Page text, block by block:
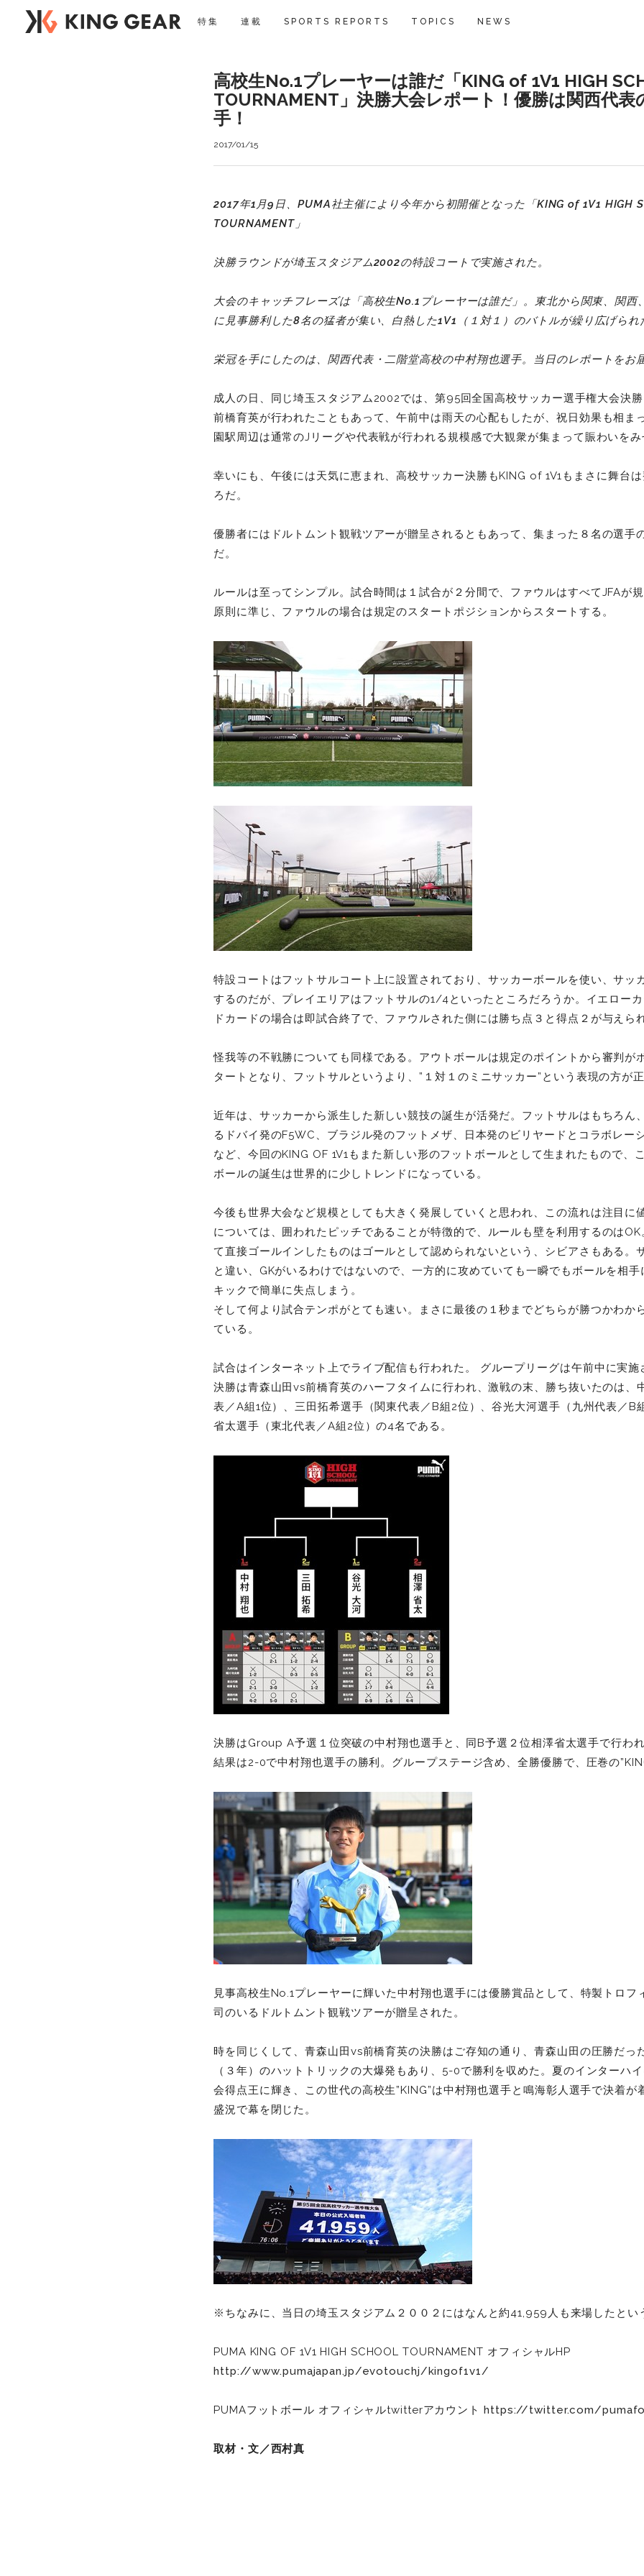
特集 連載 SPORTS REPORTS TOPICS NEWS
高校生No.1プレーヤーは誰だ「KING of 1V1 HIGH
TOURNAMENT」決勝大会レポート！優勝は関西代表
手！
2017/01/15
2017年1月9日、PUMA社主催により今年から初開催となった「KING of 1V1 HIGH
TOURNAMENT」
決勝ラウンドが埼玉スタジアム2002の特設コートで実施された。
大会のキャッチフレーズは「高校生No.1プレーヤーは誰だ」。東北から関東、関西
に見事勝利した8名の猛者が集い、白熱した1V1 （１対１）のバトルが繰り広げられ
栄冠を手にしたのは、関西代表・二階堂高校の中村翔也選手。当日のレポートをお
成人の日、同じ埼玉スタジアム2002では、第95回全国高校サッカー選手権大会決
前橋育英が行われたこともあって、午前中は雨天の心配もしたが、祝日効果も相ま
園駅周辺は通常のJリーグや代表戦が行われる規模感で大観衆が集まって賑わいをみ
幸いにも、午後には天気に恵まれ、高校サッカー決勝もKING of 1V1もまさに舞台
ろだ。
優勝者にはドルトムント観戦ツアーが贈呈されるともあって、集まった８名の選手
だ。
ルールは至ってシンプル。試合時間は１試合が２分間で、ファウルはすべてJFAが
原則に準じ、ファウルの場合は規定のスタートポジションからスタートする。
特設コートはフットサルコート上に設置されており、サッカーボールを使い、サッ
するのだが、プレイエリアはフットサルの1/4といったところだろうか。イエロー
ドカードの場合は即試合終了で、ファウルされた側には勝ち点３と得点２が与えら
怪我等の不戦勝についても同様である。アウトボールは規定のポイントから審判が
タートとなり、フットサルというより、”１対１のミニサッカー”という表現の方が
近年は、サッカーから派生した新しい競技の誕生が活発だ。フットサルはもちろん
るドバイ発のF5WC、ブラジル発のフットメザ、日本発のビリヤードとコラボレー
など、今回のKING OF 1V1もまた新しい形のフットボールとして生まれたもので、
ボールの誕生は世界的に少しトレンドになっている。
今後も世界大会など規模としても大きく発展していくと思われ、この流れは注目に
については、囲われたピッチであることが特徴的で、ルールも壁を利用するのはOK
て直接ゴールインしたものはゴールとして認められないという、シビアさもある。
と違い、GKがいるわけではないので、一方的に攻めていても一瞬でもボールを相
キックで簡単に失点しまう。
そして何より試合テンポがとても速い。まさに最後の１秒までどちらが勝つかわか
ている。
試合はインターネット上でライブ配信も行われた。
グループリーグは午前中に実施
決勝は青森山田vs前橋育英のハーフタイムに行われ、激戦の末、勝ち抜いたのは、
表／A組1位）、三田拓希選手（関東代表／B組2位）、谷光大河選手（九州代表／B
省太選手（東北代表／A組2位）の4名である。
決勝はGroup A予選１位突破の中村翔也選手と、同B予選２位相澤省太選手で行われ
結果は2-0で中村翔也選手の勝利。グループステージ含め、全勝優勝で、圧巻の
見事高校生No.1プレーヤーに輝いた中村翔也選手には優勝賞品として、特製トロフ
司のいるドルトムント観戦ツアーが贈呈された。
時を同じくして、青森山田vs前橋育英の決勝はご存知の通り、青森山田の圧勝だっ
（３年）のハットトリックの大爆発もあり、5-0で勝利を収めた。夏のインターハ
会得点王に輝き、この世代の高校生”KING”は中村翔也選手と鳴海彰人選手で決着が
盛況で幕を閉じた。
※ちなみに、当日の埼玉スタジアム２００２にはなんと約41,959人も来場したとい
PUMA KING OF 1V1 HIGH SCHOOL TOURNAMENT オフィシャルHP
http://www.pumajapan.jp/evotouchj/kingof1v1/
PUMAフットボール オフィシャルtwitterアカウント https://twitter.com/
取材・文／西村真